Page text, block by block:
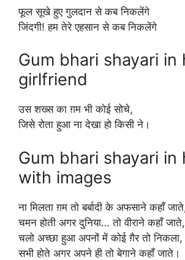
फूल सूखे हुए गुलदान से कब निकलेंगे
जिंदगी! हम तेरे एहसान से कब निकलेंगे
Gum bhari shayari in
girlfriend
उस शख्स का ग़म भी कोई सोचे,
जिसे रोता हुआ ना देखा हो किसी ने।
Gum bhari shayari in
with images
ना मिलता ग़म तो बर्बादी के अफसाने कहाँ
चमन होती अगर दुनिया… तो वीराने कहाँ जाते,
चलो अच्छा हुआ अपनों में कोई ग़ैर तो निकला,
सभी होते अगर अपने ही तो बेगाने कहाँ जाते।